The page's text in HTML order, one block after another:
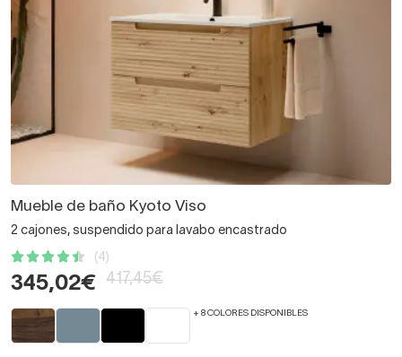
Mueble de baño Kyoto Viso
2 cajones, suspendido para lavabo encastrado
(4)
345,02€ 417,45€
+ 8 COLORES DISPONIBLES